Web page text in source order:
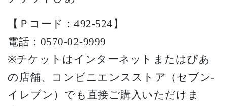
【Ｐコード：492-524】
電話：0570-02-9999
※チケットはインターネットまたはぴあ
の店舗、コンビニエンスストア（セブン-
イレブン）でも直接ご購入いただけま